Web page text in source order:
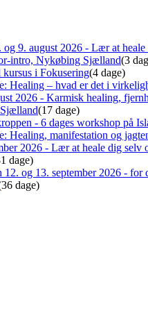
9. august 2026 - Lær at
intro, Nykøbing Sjælland(3
i Fokusering(4 dage)
Healing – hvad er det i
2026 - Karmisk healing,
(17 dage)
- 6 dages workshop på
Healing, manifestation og
2026 - Lær at heale dig
dage)
og 13. september 2026 - for
dage)